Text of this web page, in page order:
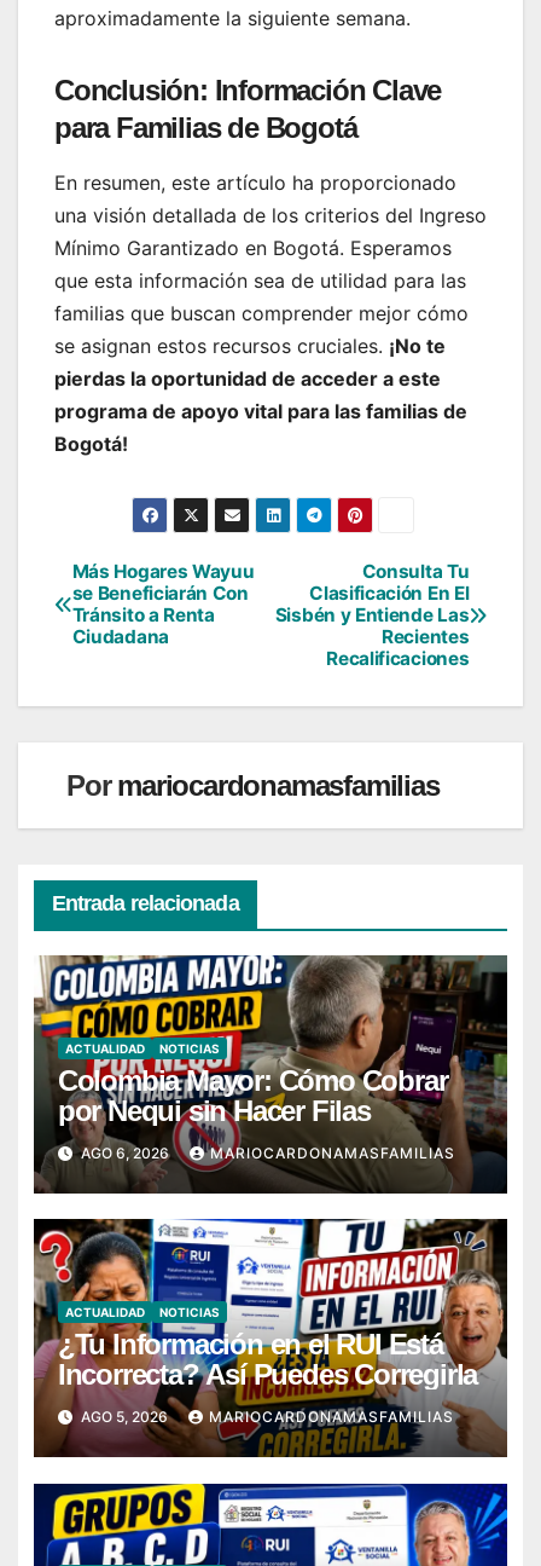
aproximadamente la siguiente semana.
Conclusión: Información Clave
para Familias de Bogotá
En resumen, este artículo ha proporcionado
una visión detallada de los criterios del Ingreso
Mínimo Garantizado en Bogotá. Esperamos
que esta información sea de utilidad para las
familias que buscan comprender mejor cómo
se asignan estos recursos cruciales. ¡No te
pierdas la oportunidad de acceder a este
programa de apoyo vital para las familias de
Bogotá!
Navegación
de
Consulta Tu
Clasificación En El
Sisbén y Entiende Las
Recientes
Recalificaciones
Más Hogares Wayuu
se Beneficiarán Con
Tránsito a Renta
Ciudadana
Pormariocardonamasfamilias
Entrada relacionada
ACTUALIDAD NOTICIAS
Colombia Mayor: Cómo Cobrar
por Nequi sin Hacer Filas
AGO 6, 2026 MARIOCARDONAMASFAMILIAS
ACTUALIDAD NOTICIAS
¿Tu Información en el RUI Está
Incorrecta? Así Puedes Corregirla
AGO 5, 2026 MARIOCARDONAMASFAMILIAS